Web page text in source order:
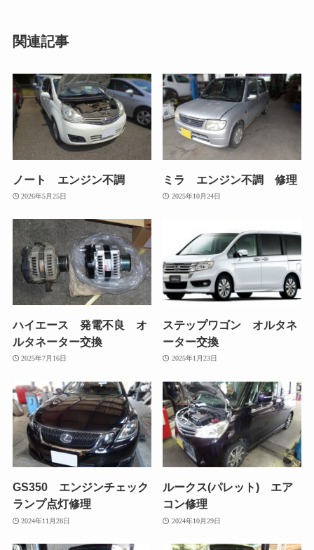
関連記事
ノート エンジン不調
2026年5月25日
ミラ エンジン不調 修理
2025年10月24日
ハイエース 発電不良 オ
ルタネーター交換
2025年7月16日
ステップワゴン オルタネ
ーター交換
2025年1月23日
GS350 エンジンチェック
ランプ点灯修理
2024年11月28日
ルークス(パレット) エア
コン修理
2024年10月29日